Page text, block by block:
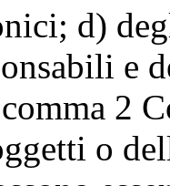
d)
e
2
o